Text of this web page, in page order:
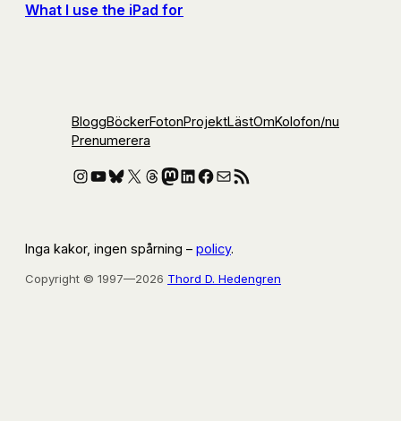
What I use the iPad for
BloggBöckerFotonProjektLästOmKolofon/nu
Prenumerera
Instagram
YouTube
Bluesky
X Threads
Mastodon
LinkedIn
Facebook
E-postRSS-flöde
Inga kakor, ingen spårning – policy.
Copyright © 1997—2026 Thord D. Hedengren